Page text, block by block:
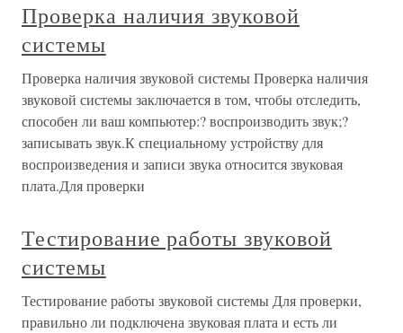
Проверка наличия звуковой
системы
Проверка наличия звуковой системы Проверка наличия
звуковой системы заключается в том, чтобы отследить,
способен ли ваш компьютер:? воспроизводить звук;?
записывать звук.К специальному устройству для
воспроизведения и записи звука относится звуковая
плата.Для проверки
Тестирование работы звуковой
системы
Тестирование работы звуковой системы Для проверки,
правильно ли подключена звуковая плата и есть ли